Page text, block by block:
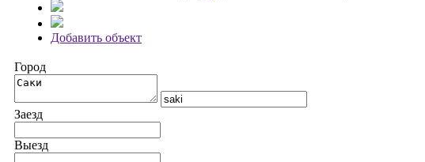
Добавить объект
Город
Заезд
Выезд